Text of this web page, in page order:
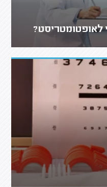
לאופטומטריסט?